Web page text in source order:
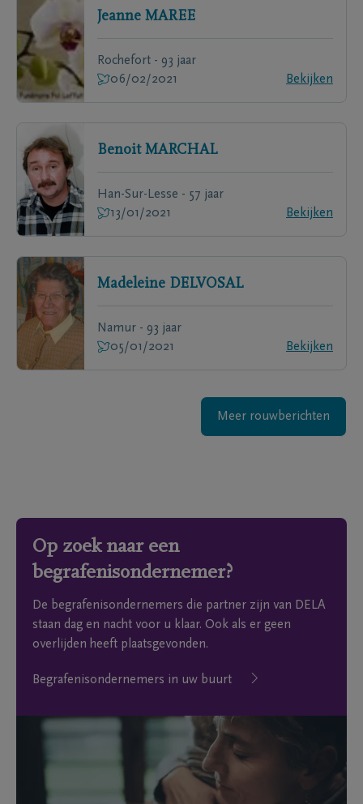
Jeanne MAREE
Rochefort - 93 jaar
06/02/2021
Bekijken
Benoit MARCHAL
Han-Sur-Lesse - 57 jaar
13/01/2021
Bekijken
Madeleine DELVOSAL
Namur - 93 jaar
05/01/2021
Bekijken
Meer rouwberichten
Op zoek naar een
begrafenisondernemer?
De begrafenisondernemers die partner zijn van DELA
staan dag en nacht voor u klaar. Ook als er geen
overlijden heeft plaatsgevonden.
Begrafenisondernemers in uw buurt